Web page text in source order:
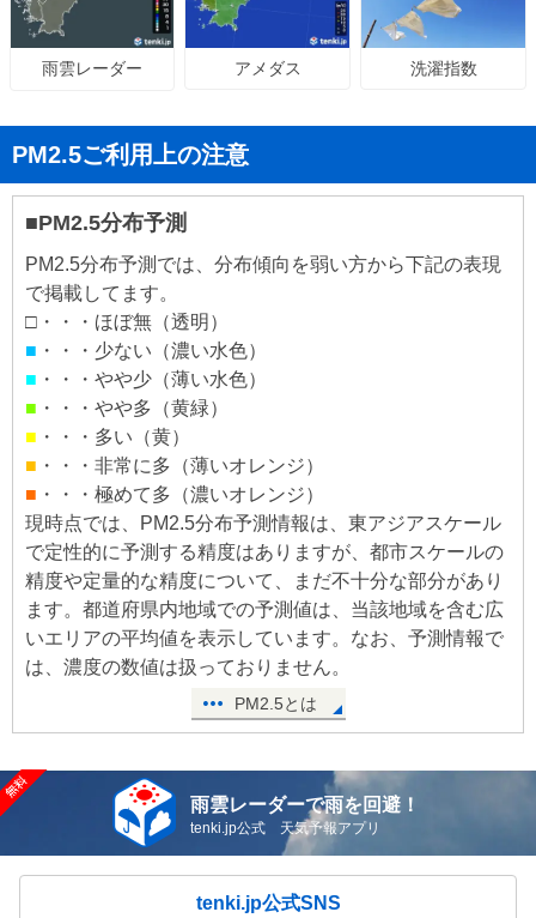
雨雲レーダー アメダス 洗濯指数
PM2.5ご利用上の注意
■PM2.5分布予測
PM2.5分布予測では、分布傾向を弱い方から下記の表現
で掲載してます。
□・・・ほぼ無（透明）
■ ・・・少ない（濃い水色）
■ ・・・やや少（薄い水色）
■ ・・・やや多（黄緑）
■ ・・・多い（黄）
■ ・・・非常に多（薄いオレンジ）
■ ・・・極めて多（濃いオレンジ）
現時点では、PM2.5分布予測情報は、東アジアスケール
で定性的に予測する精度はありますが、都市スケールの
精度や定量的な精度について、まだ不十分な部分があり
ます。都道府県内地域での予測値は、当該地域を含む広
いエリアの平均値を表示しています。なお、予測情報で
は、濃度の数値は扱っておりません。
PM2.5とは
雨雲レーダーで雨を回避！
tenki.jp公式 天気予報アプリ
tenki.jp公式SNS